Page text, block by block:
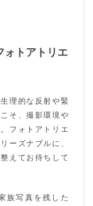
ォトアトリエ
理的な反射や緊
そ、撮影環境や
フォトアトリエ
ーズナブルに、
えてお待ちして
族写真を残した